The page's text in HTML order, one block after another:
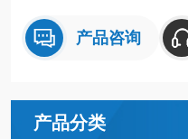
产品咨询
产品分类